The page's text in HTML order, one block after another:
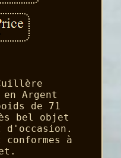
en Argent
de 71
bel objet
d'occasion.
conformes à